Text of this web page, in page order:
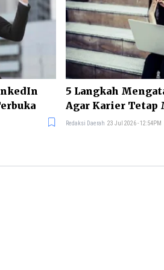
5 Langkah
Agar Karier Tetap
Redaksi Daerah 23 Jul 2026 - 12:54PM